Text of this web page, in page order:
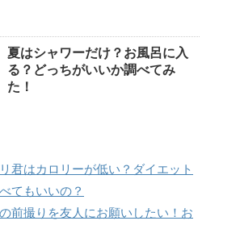
夏はシャワーだけ？お風呂に入
る？どっちがいいか調べてみ
た！
君はカロリーが低い？ダイエット
てもいいの？
前撮りを友人にお願いしたい！お